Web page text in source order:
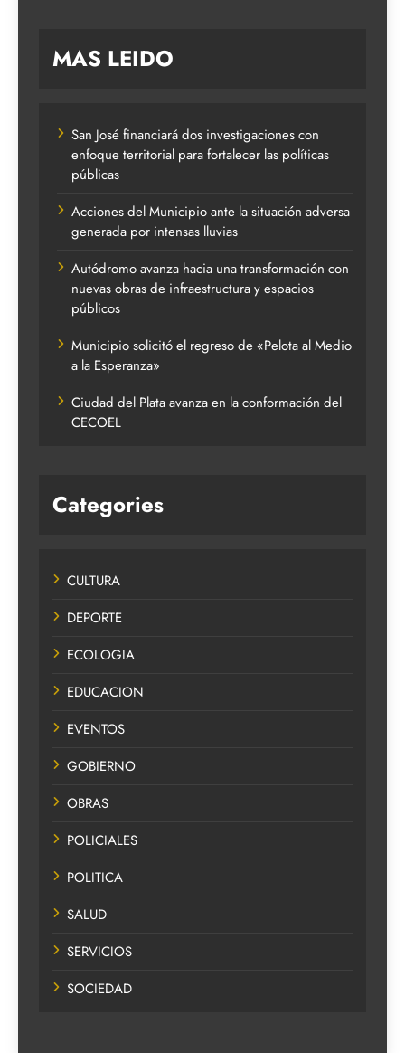
MAS LEIDO
San José financiará dos investigaciones con
enfoque territorial para fortalecer las políticas
públicas
Acciones del Municipio ante la situación adversa
generada por intensas lluvias
Autódromo avanza hacia una transformación con
nuevas obras de infraestructura y espacios
públicos
Municipio solicitó el regreso de «Pelota al Medio
a la Esperanza»
Ciudad del Plata avanza en la conformación del
CECOEL
Categories
CULTURA
DEPORTE
ECOLOGIA
EDUCACION
EVENTOS
GOBIERNO
OBRAS
POLICIALES
POLITICA
SALUD
SERVICIOS
SOCIEDAD